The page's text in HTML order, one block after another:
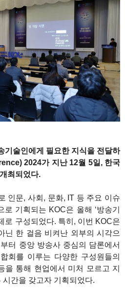
기술인에게 필요한 지식을 전달하
2024가 지난 12월 5일, 한국
최되었다.
인문, 사회, 문화, IT 등 주요 이슈
기획되는 KOC은 올해 ‘방송기
로 구성되었다. 특히, 이번 KOC은
닌 한 걸음 비켜난 외부의 시각으
부터 중앙 방송사 중심의 담론에서
회를 이루는 다양한 구성원들의
을 통해 현업에서 미처 모르고 지
간을 갖고자 기획되었다.